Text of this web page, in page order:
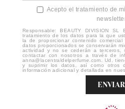
Acepto el tratamiento de
Responsable: BEAUTY DIVISION
tratamiento de los datos para la que
la de proporcionar contenido
datos proporcionados se conservarán
actividad y no se cederán a terceros,
contactar con nosotros a través de
anna@lacentraldelperfume.com. Ud.
y suprimir los datos, así como otros
información adicional y detallada en
ENVIAR